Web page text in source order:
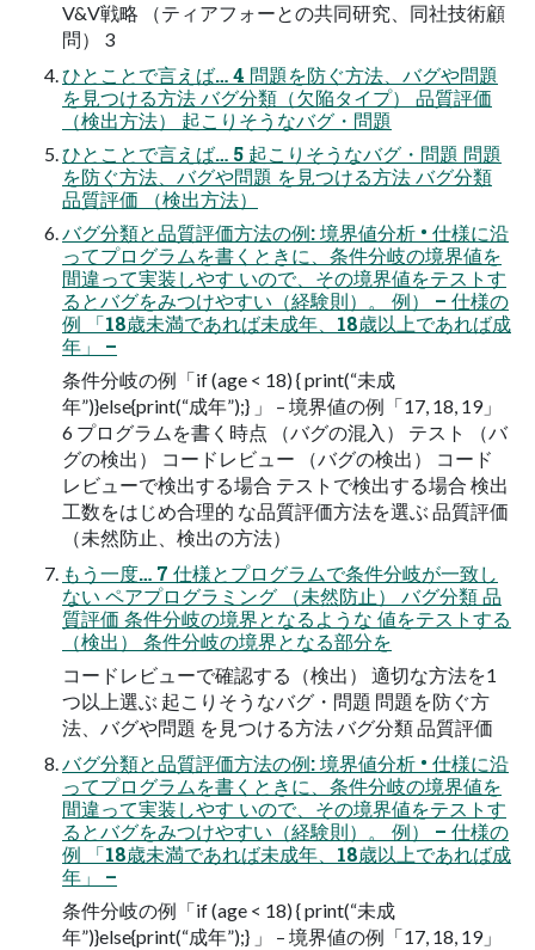
V&V戦略 （ティアフォーとの共同研究、同社技術顧
問） 3
ひとことで言えば… 4 問題を防ぐ方法、バグや問題
を見つける方法 バグ分類（欠陥タイプ） 品質評価
（検出方法） 起こりそうなバグ・問題
ひとことで言えば… 5 起こりそうなバグ・問題 問題
を防ぐ方法、バグや問題 を見つける方法 バグ分類
品質評価 （検出方法）
バグ分類と品質評価方法の例: 境界値分析 • 仕様に沿
ってプログラムを書くときに、条件分岐の境界値を
間違って実装しやす いので、その境界値をテストす
るとバグをみつけやすい（経験則）。 例） – 仕様の
例 「18歳未満であれば未成年、18歳以上であれば成
年」 –
条件分岐の例「if (age < 18) { print(“未成
年”)}else{print(“成年”);} 」 – 境界値の例「17, 18, 19」
6 プログラムを書く時点 （バグの混入） テスト （バ
グの検出） コードレビュー （バグの検出） コード
レビューで検出する場合 テストで検出する場合 検出
工数をはじめ合理的 な品質評価方法を選ぶ 品質評価
（未然防止、検出の方法）
もう一度… 7 仕様とプログラムで条件分岐が一致し
ない ペアプログラミング （未然防止） バグ分類 品
質評価 条件分岐の境界となるような 値をテストする
（検出） 条件分岐の境界となる部分を
コードレビューで確認する（検出） 適切な方法を1
つ以上選ぶ 起こりそうなバグ・問題 問題を防ぐ方
法、バグや問題 を見つける方法 バグ分類 品質評価
バグ分類と品質評価方法の例: 境界値分析 • 仕様に沿
ってプログラムを書くときに、条件分岐の境界値を
間違って実装しやす いので、その境界値をテストす
るとバグをみつけやすい（経験則）。 例） – 仕様の
例 「18歳未満であれば未成年、18歳以上であれば成
年」 –
条件分岐の例「if (age < 18) { print(“未成
年”)}else{print(“成年”);} 」 – 境界値の例「17, 18, 19」